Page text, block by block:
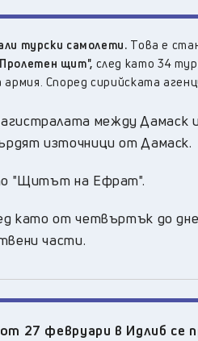
турски самолети. Това е
щит", след като 34
Според сирийската
между Дамаск
източници от Дамаск.
"Щитът на Ефрат".
като от четвъртък до
части.
от 27 февруари в Идлиб се